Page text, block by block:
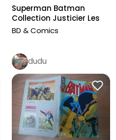
Superman Batman
Collection Justicier Les
Origines...
BD & Comics
dudu